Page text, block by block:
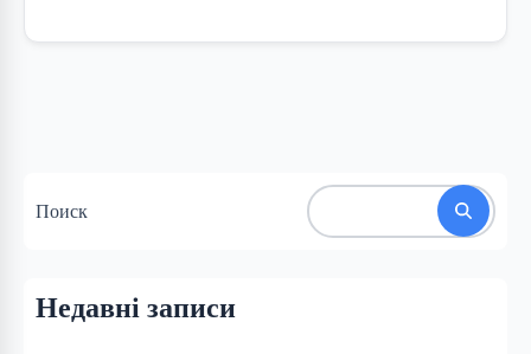
Поиск
Недавні записи